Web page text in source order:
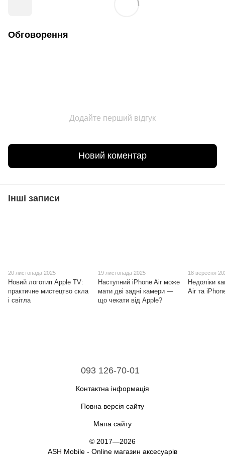
Обговорення
Додайте перший відгук
Новий коментар
Інші записи
20 листопада 2025
Новий логотип Apple TV:
практичне мистецтво скла
і світла
19 листопада 2025
Наступний iPhone Air може
мати дві задні камери —
що чекати від Apple?
18 вересня
Недоліки
Air та
093 126-70-01
Контактна інформація
Повна версія сайту
Мапа сайту
© 2017—2026
ASH Mobile - Online магазин аксесуарів